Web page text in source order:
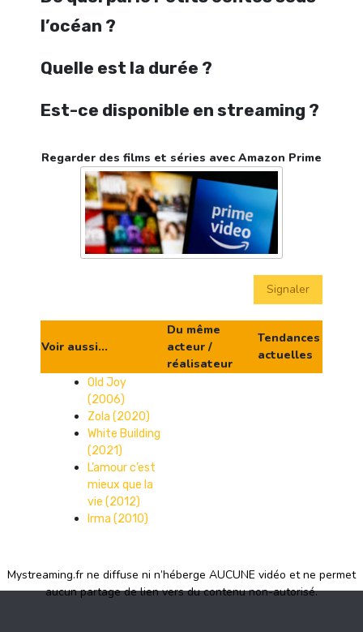
l’océan ?
Quelle est la durée ?
Est-ce disponible en streaming ?
Regarder des films et séries avec Amazon Prime
Signaler
Voir aussi...
Du même
acteur /
réalisateur
Tendances
actuelles
Old Joy
(2006)
Zola (2020)
White Building
(2021)
L’amour c’est
mieux que la
vie (2012)
Irma (2010)
Mystreaming.fr ne diffuse ni n’héberge AUCUNE vidéo et ne permet
aucun partage de lien vers du contenu non-autorisé.